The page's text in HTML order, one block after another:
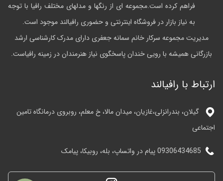
فراهم کرده است.مجموعه ای از رنگها و مدلهای مختلف رافیا با توجه
به نیاز بازار در فروشگاه اینترنتی و حضوری رافیالند موجود است.
مدیریت مجموعه سرکار خانم سمانه جعفری دارای مدرک کارشناسی ارشد
بازرگانی همیشه با رویی خندان پاسخگوی نیاز هنرمندان در زمینه رافیاست.
ارتباط با رافیالند
گیلان، بندرانزلی،غازیان، میدان مالا، خ معلم، روبروی درمانگاه تامین
اجتماعی
09306434685 پیام در واتساپ، بله، روبیکا، پیامک